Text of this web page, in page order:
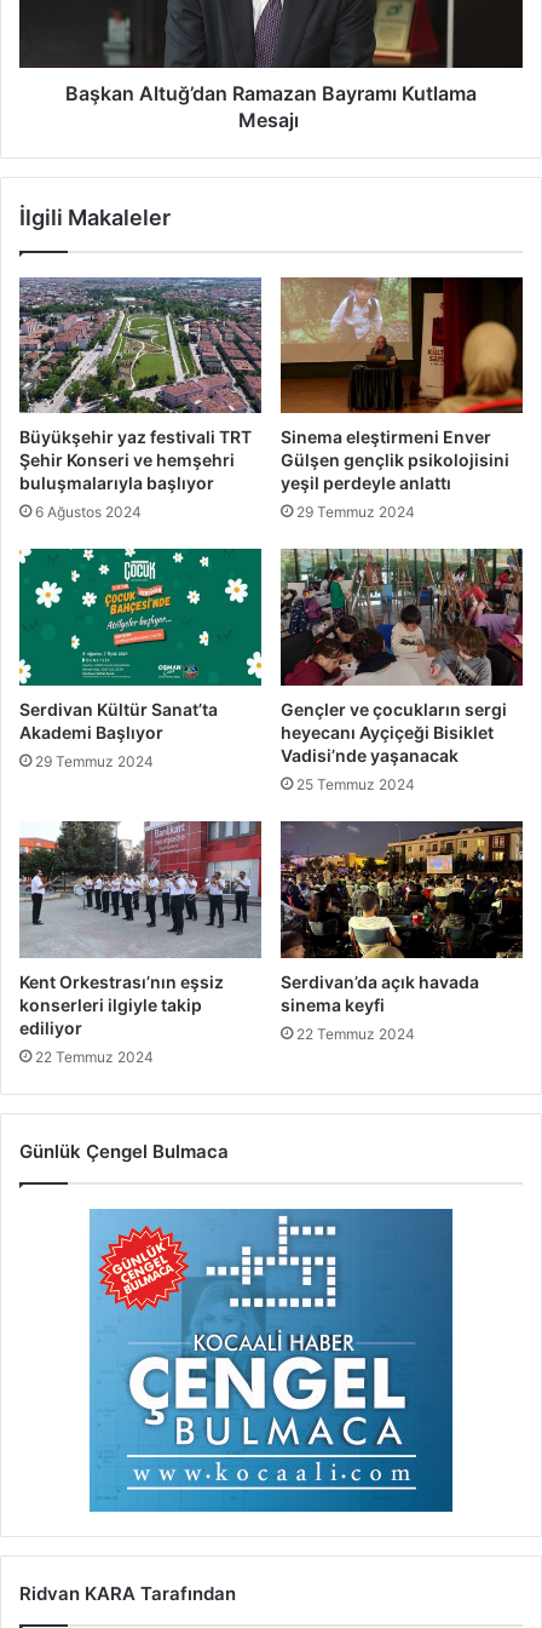
Başkan Altuğ’dan Ramazan Bayramı Kutlama
Mesajı
İlgili Makaleler
Büyükşehir yaz festivali TRT
Şehir Konseri ve hemşehri
buluşmalarıyla başlıyor
6 Ağustos 2024
Sinema eleştirmeni Enver
Gülşen gençlik psikolojisini
yeşil perdeyle anlattı
29 Temmuz 2024
Serdivan Kültür Sanat’ta
Akademi Başlıyor
29 Temmuz 2024
Gençler ve çocukların sergi
heyecanı Ayçiçeği Bisiklet
Vadisi’nde yaşanacak
25 Temmuz 2024
Kent Orkestrası’nın eşsiz
konserleri ilgiyle takip
ediliyor
22 Temmuz 2024
Serdivan’da açık havada
sinema keyfi
22 Temmuz 2024
Günlük Çengel Bulmaca
Ridvan KARA Tarafından